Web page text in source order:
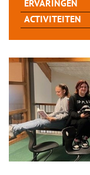
ERVARINGEN
ACTIVITEITEN